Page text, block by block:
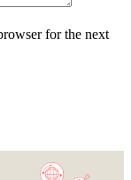
for the next